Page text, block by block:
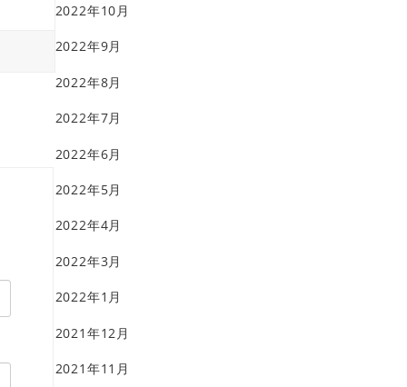
2022年10月
2022年9月
2022年8月
2022年7月
2022年6月
2022年5月
2022年4月
2022年3月
2022年1月
2021年12月
2021年11月